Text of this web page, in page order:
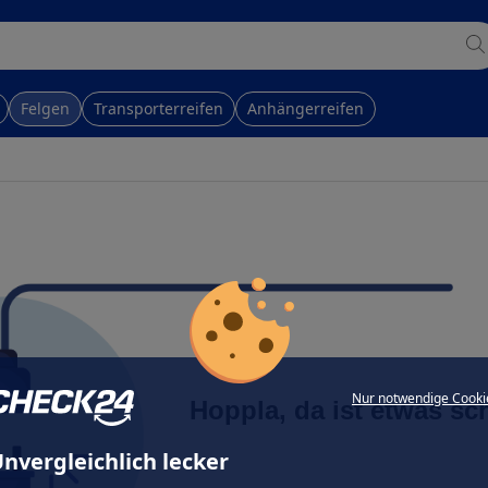
Nur notwendige
lecker
Felgen Transporterreifen Anhängerreifen
Hoppla, da ist etwas